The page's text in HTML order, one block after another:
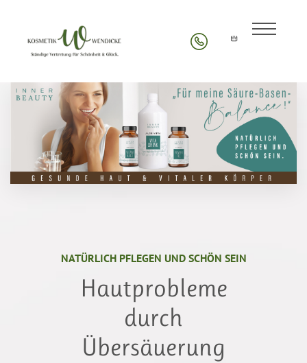
NATÜRLICH PFLEGEN UND SCHÖN SEIN
Hautprobleme
durch
Übersäuerung